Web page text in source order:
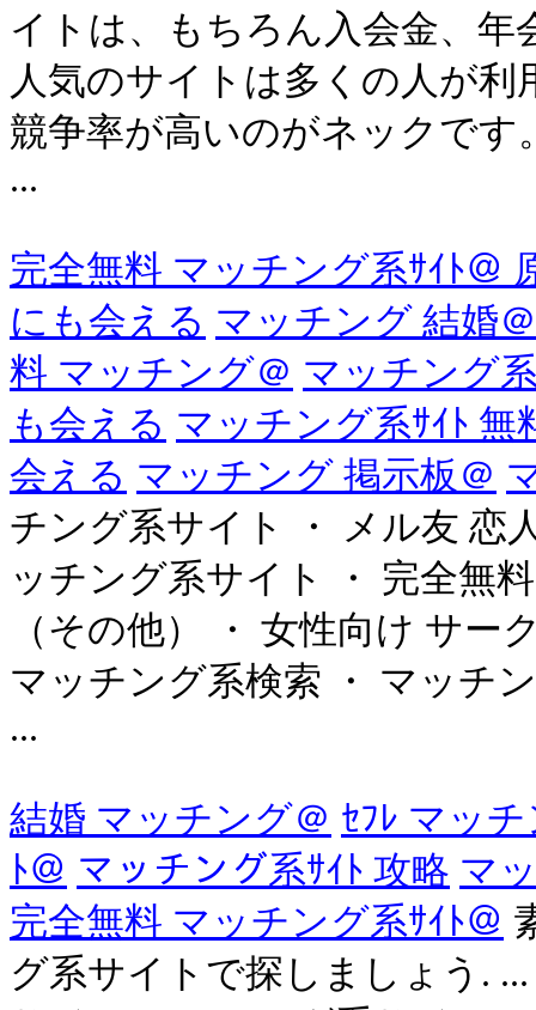
イトは、もちろん入会金、
人気のサイトは多くの人が
競争率が高いのがネックで
...
完全無料 マッチング系ｻｲﾄ＠
にも会える マッチング 結婚
料 マッチング＠ マッチング
も会える マッチング系ｻｲﾄ
会える マッチング 掲示板＠
チング系サイト ・ メル友 恋
ッチング系サイト ・ 完全無
（その他） ・ 女性向け サー
マッチング系検索 ・ マッチ
...
結婚 マッチング＠ ｾﾌﾚ マッ
ﾄ＠ マッチング系ｻｲﾄ 攻略 マ
完全無料 マッチング系ｻｲﾄ＠
グ系サイトで探しましょう.